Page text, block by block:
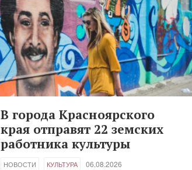
В города Красноярского
края отправят 22 земских
работника культуры
НОВОСТИ КУЛЬТУРА 06.08.2026